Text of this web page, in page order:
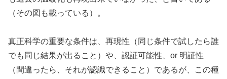
（その図も載っている）。
真正科学の重要な条件は、再現性（同じ条件で試したら誰
でも同じ結果が出ること）や、認証可能性、or 明証性
（間違ったら、それが認識できること）であるが、この種